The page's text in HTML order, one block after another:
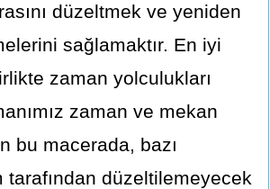
düzeltmek ve yeniden
sağlamaktır. En iyi
zaman yolculukları
zaman ve mekan
bu macerada, bazı
tarafından düzeltilemeyecek